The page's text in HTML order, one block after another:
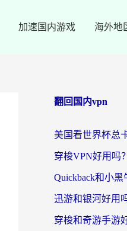
加速国内游戏 海外地
翻回国内vpn